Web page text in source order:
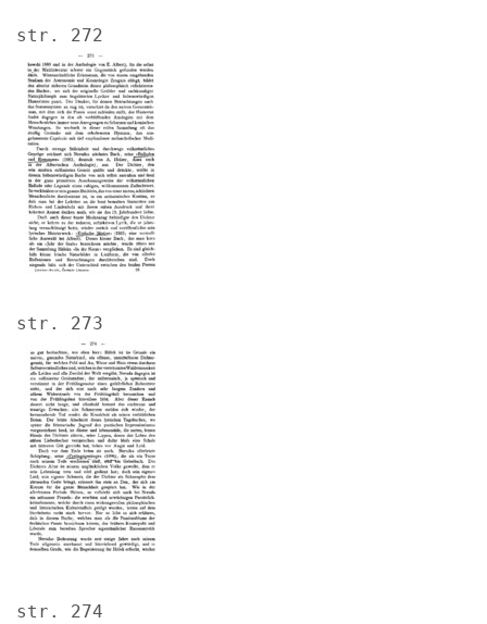
str. 272
Image
str. 273
Image
str. 274